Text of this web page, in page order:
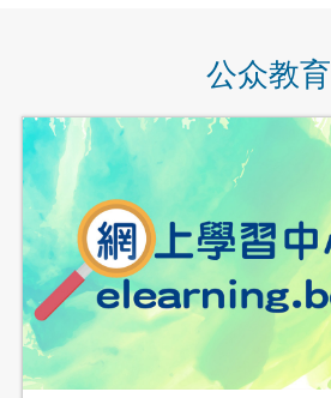
公众教育